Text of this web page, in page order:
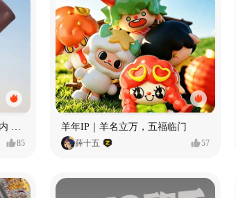
85
羊年IP｜羊名立万，五福临门
薛十五 57